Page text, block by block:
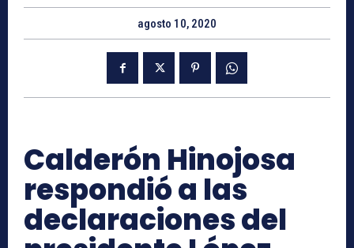
agosto 10, 2020
Calderón Hinojosa
respondió a las
declaraciones del